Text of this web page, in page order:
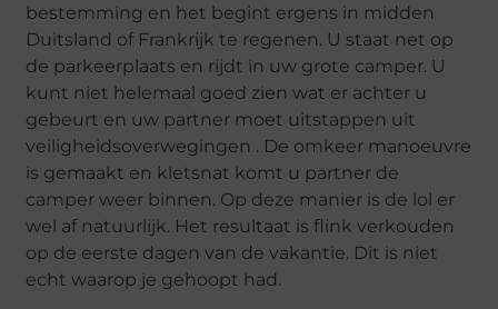
bestemming en het begint ergens in midden
Duitsland of Frankrijk te regenen. U staat net op
de parkeerplaats en rijdt in uw grote camper. U
kunt niet helemaal goed zien wat er achter u
gebeurt en uw partner moet uitstappen uit
veiligheidsoverwegingen . De omkeer manoeuvre
is gemaakt en kletsnat komt u partner de
camper weer binnen. Op deze manier is de lol er
wel af natuurlijk. Het resultaat is flink verkouden
op de eerste dagen van de vakantie. Dit is niet
echt waarop je gehoopt had.